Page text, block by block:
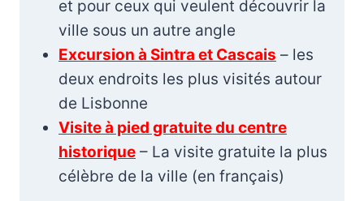
et pour ceux qui veulent découvrir la
ville sous un autre angle
Excursion à Sintra et Cascais – les
deux endroits les plus visités autour
de Lisbonne
Visite à pied gratuite du centre
historique – La visite gratuite la plus
célèbre de la ville (en français)